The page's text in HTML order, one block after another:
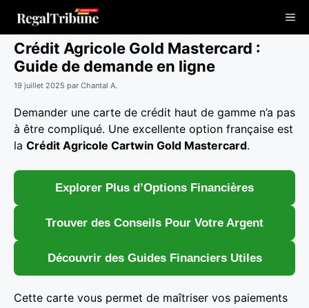
contenu
Crédit Agricole Gold Mastercard :
Guide de demande en ligne
19 juillet 2025 par Chantal A.
Demander une carte de crédit haut de gamme n’a pas
à être compliqué. Une excellente option française est
la Crédit Agricole Cartwin Gold Mastercard.
Explorer Plus d’Options Financières
Trouver des Conseils Pour Votre Argent
Découvrir des Guides Financiers Utiles
Cette carte vous permet de maîtriser vos paiements